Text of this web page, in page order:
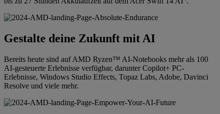
Gestalte deine Zukunft mit AI
Bereits heute sind auf AMD Ryzen™ AI-Notebooks mehr als 100
AI-gesteuerte Erlebnisse verfügbar, darunter Copilot+ PC-
Erlebnisse, Windows Studio Effects, Topaz Labs, Adobe, Davinci
Resolve und viele mehr.